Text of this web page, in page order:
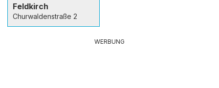
Feldkirch
Churwaldenstraße 2
WERBUNG